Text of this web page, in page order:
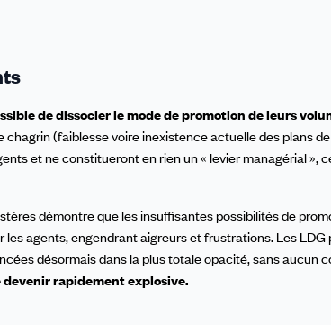
de dissocier le mode de promotion de leurs
(faiblesse voire inexistence actuelle des plans
et ne constitueront en rien un « levier managérial »,
démontre que les insuffisantes possibilités de
agents, engendrant aigreurs et frustrations. Les
désormais dans la plus totale opacité, sans aucun
rapidement explosive.